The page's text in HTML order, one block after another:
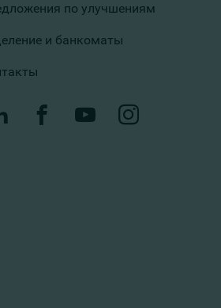
по улучшениям
и банкоматы